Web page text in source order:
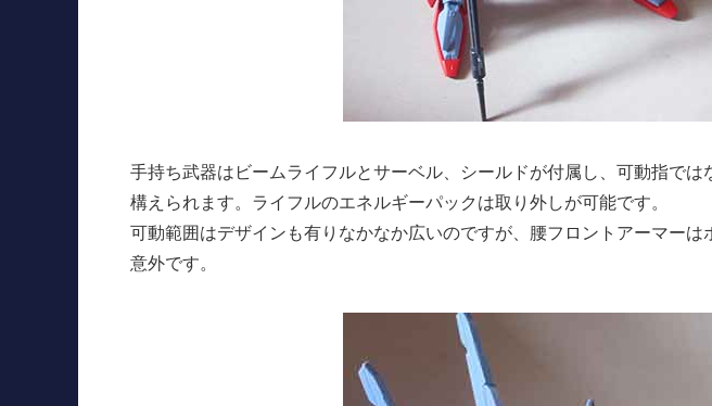
手持ち武器はビームライフルとサーベル、シールドが付属し、可動指で
構えられます。ライフルのエネルギーパックは取り外しが可能です。
可動範囲はデザインも有りなかなか広いのですが、腰フロントアーマー
意外です。